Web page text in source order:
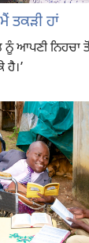
ਤਕੜੀ ਹਾਂ
ਆਪਣੀ ਨਿਹਚਾ
ਹੈ।’